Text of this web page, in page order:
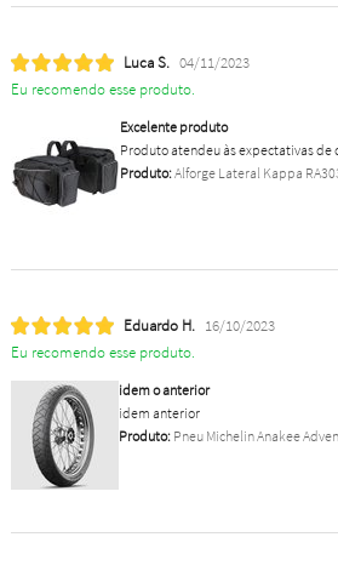
Luca S. 04/11/2023
Eu recomendo esse produto.
Excelente produto
Produto atendeu às expectativas de
Produto:Alforge Lateral Kappa
Eduardo H. 16/10/2023
Eu recomendo esse produto.
idem o anterior
idem anterior
Produto:Pneu Michelin Anakee